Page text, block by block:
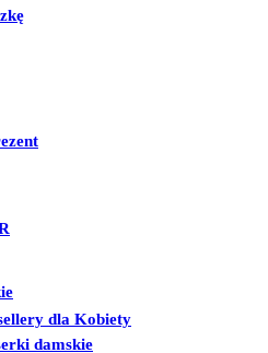
dla Kobiety
damskie